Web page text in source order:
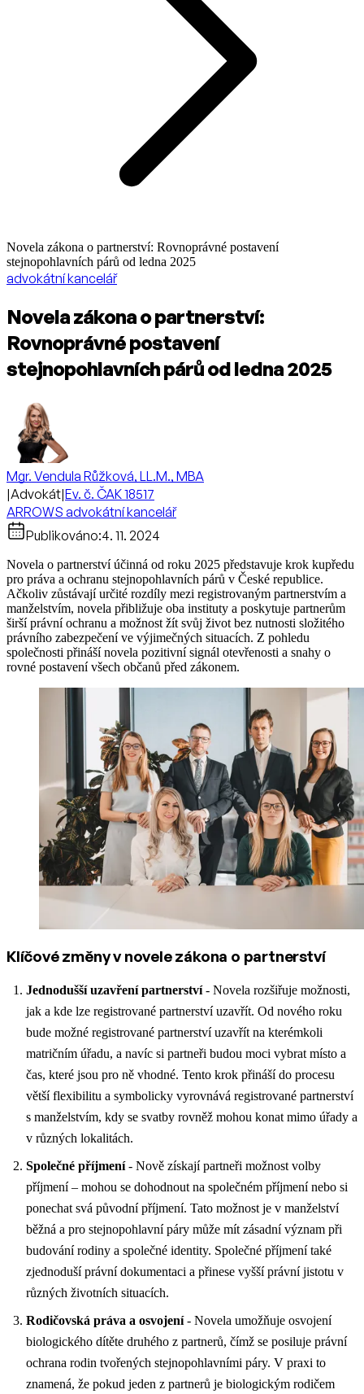
Novela zákona o partnerství: Rovnoprávné postavení
stejnopohlavních párů od ledna 2025
advokátní kancelář
Novela zákona o partnerství:
Rovnoprávné postavení
stejnopohlavních párů od ledna 2025
Mgr. Vendula Růžková, LL.M., MBA
|Advokát|Ev. č. ČAK 18517
ARROWS advokátní kancelář
Publikováno:4. 11. 2024
Novela o partnerství účinná od roku 2025 představuje krok kupředu
pro práva a ochranu stejnopohlavních párů v České republice.
Ačkoliv zůstávají určité rozdíly mezi registrovaným partnerstvím a
manželstvím, novela přibližuje oba instituty a poskytuje partnerům
širší právní ochranu a možnost žít svůj život bez nutnosti složitého
právního zabezpečení ve výjimečných situacích. Z pohledu
společnosti přináší novela pozitivní signál otevřenosti a snahy o
rovné postavení všech občanů před zákonem.
Klíčové změny v novele zákona o partnerství
Jednodušší uzavření partnerství- Novela rozšiřuje možnosti,
jak a kde lze registrované partnerství uzavřít. Od nového roku
bude možné registrované partnerství uzavřít na kterémkoli
matričním úřadu, a navíc si partneři budou moci vybrat místo a
čas, které jsou pro ně vhodné. Tento krok přináší do procesu
větší flexibilitu a symbolicky vyrovnává registrované partnerství
s manželstvím, kdy se svatby rovněž mohou konat mimo úřady a
v různých lokalitách.
Společné příjmení- Nově získají partneři možnost volby
příjmení – mohou se dohodnout na společném příjmení nebo si
ponechat svá původní příjmení. Tato možnost je v manželství
běžná a pro stejnopohlavní páry může mít zásadní význam při
budování rodiny a společné identity. Společné příjmení také
zjednoduší právní dokumentaci a přinese vyšší právní jistotu v
různých životních situacích.
Rodičovská práva a osvojení- Novela umožňuje osvojení
biologického dítěte druhého z partnerů, čímž se posiluje právní
ochrana rodin tvořených stejnopohlavními páry. V praxi to
znamená, že pokud jeden z partnerů je biologickým rodičem